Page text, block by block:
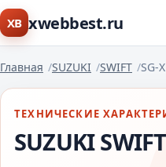
XB xwebbest.ru
Главная SUZUKI SWIFT SG-X
ТЕХНИЧЕСКИЕ
SUZUKI